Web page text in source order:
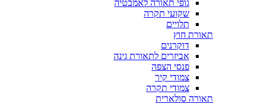
גופי תאורה לאמבטיה
שקועי תקרה
תלויים
תאורת חוץ
דוקרנים
אביזרים לתאורת גינה
פנסי הצפה
צמודי קיר
צמודי תקרה
תאורה סולארית